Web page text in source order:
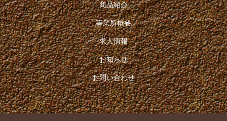
商品紹介
事業所概要
求人情報
お知らせ
お問い合わせ